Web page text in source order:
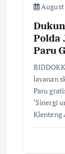
August
Polda
Paru
layanan
Paru
‘Sinergi
Klenteng